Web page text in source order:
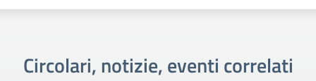
Circolari, notizie, eventi correlati